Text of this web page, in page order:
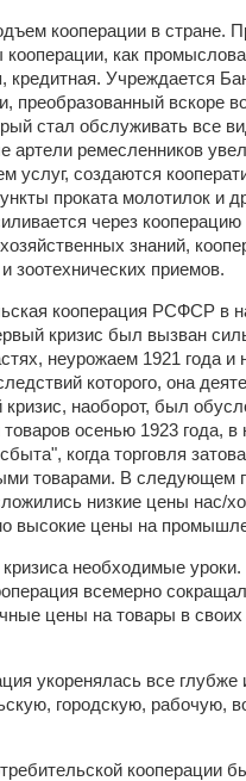
кооперации в стране.
как
кредитная. Учреждается
преобразованный вскоре
стал обслуживать все
артели ремесленников
услуг, создаются
проката молотилок и
через кооперацию
знаний,
зоотехнических приемов.
кооперация РСФСР в
кризис был вызван
неурожаем 1921 года
которого, она
кризис, наоборот, был
осенью 1923 года, в
когда торговля
товарами. В следующем
низкие цены нас/
высокие цены на
необходимые
всемерно
цены на товары в своих
укоренялась все глубже
городскую, рабочую,
кооперации